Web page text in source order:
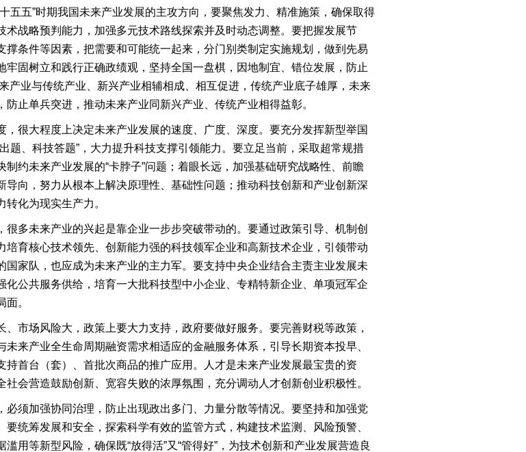
五五”时期我国未来产业发展的主攻方向，要聚焦发力、精准施策，确保取得
战略预判能力，加强多元技术路线探索并及时动态调整。要把握发展节
条件等因素，把需要和可能统一起来，分门别类制定实施规划，做到先易
固树立和践行正确政绩观，坚持全国一盘棋，因地制宜、错位发展，防止
产业与传统产业、新兴产业相辅相成、相互促进，传统产业底子雄厚，未来
止单兵突进，推动未来产业同新兴产业、传统产业相得益彰。
很大程度上决定未来产业发展的速度、广度、深度。要充分发挥新型举国
题、科技答题”，大力提升科技支撑引领能力。要立足当前，采取超常规措
约未来产业发展的“卡脖子”问题；着眼长远，加强基础研究战略性、前瞻
向，努力从根本上解决原理性、基础性问题；推动科技创新和产业创新深
化为现实生产力。
多未来产业的兴起是靠企业一步步突破带动的。要通过政策引导、机制创
育核心技术领先、创新能力强的科技领军企业和高新技术企业，引领带动
家队，也应成为未来产业的主力军。要支持中央企业结合主责主业发展未
公共服务供给，培育一大批科技型中小企业、专精特新企业、单项冠军企
。
市场风险大，政策上要大力支持，政府要做好服务。要完善财税等政策，
来产业全生命周期融资需求相适应的金融服务体系，引导长期资本投早、
首台（套）、首批次商品的推广应用。人才是未来产业发展最宝贵的资
会营造鼓励创新、宽容失败的浓厚氛围，充分调动人才创新创业积极性。
须加强协同治理，防止出现政出多门、力量分散等情况。要坚持和加强党
统筹发展和安全，探索科学有效的监管方式，构建技术监测、风险预警、
用等新型风险，确保既“放得活”又“管得好”，为技术创新和产业发展营造良